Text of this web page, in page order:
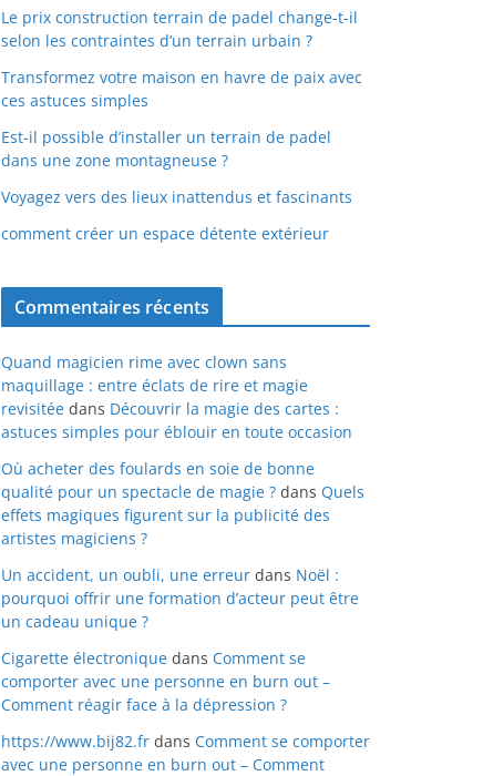
Le prix construction terrain de padel change-t-il
selon les contraintes d’un terrain urbain ?
Transformez votre maison en havre de paix avec
ces astuces simples
Est-il possible d’installer un terrain de padel
dans une zone montagneuse ?
Voyagez vers des lieux inattendus et fascinants
comment créer un espace détente extérieur
Commentaires récents
Quand magicien rime avec clown sans
maquillage : entre éclats de rire et magie
revisitée dans Découvrir la magie des cartes :
astuces simples pour éblouir en toute occasion
Où acheter des foulards en soie de bonne
qualité pour un spectacle de magie ? dans Quels
effets magiques figurent sur la publicité des
artistes magiciens ?
Un accident, un oubli, une erreur dans Noël :
pourquoi offrir une formation d’acteur peut être
un cadeau unique ?
Cigarette électronique dans Comment se
comporter avec une personne en burn out –
Comment réagir face à la dépression ?
https://www.bij82.fr dans Comment se comporter
avec une personne en burn out – Comment